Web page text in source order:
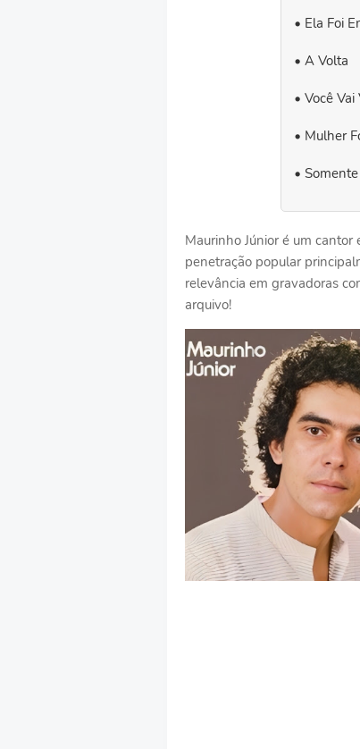
Ela Foi
A Volta
Você Vai
Mulher
Maurinho Júnior é um
penetração popular
relevância em gravadoras
arquivo!